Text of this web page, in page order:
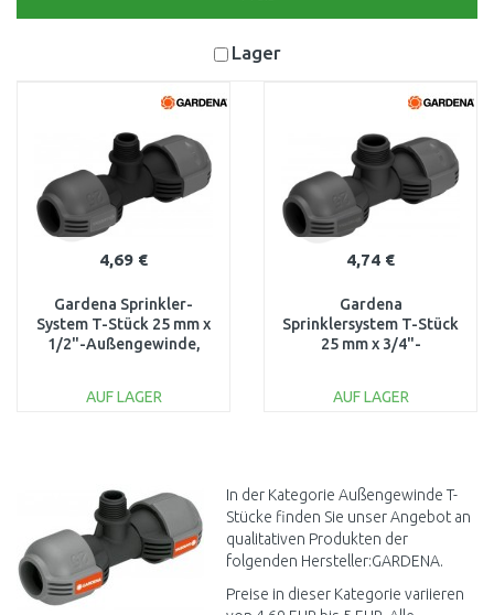
Lager
4,69 €
Gardena Sprinkler-
System T-Stück 25 mm x
1/2"-Außengewinde,
AUF LAGER
Vergleichen
4,74 €
Gardena
Sprinklersystem T-Stück
25 mm x 3/4"-
AUF LAGER
Vergleichen
In der Kategorie Außengewinde T-
Stücke finden Sie unser Angebot an
qualitativen Produkten der
folgenden Hersteller:GARDENA.
Preise in dieser Kategorie variieren